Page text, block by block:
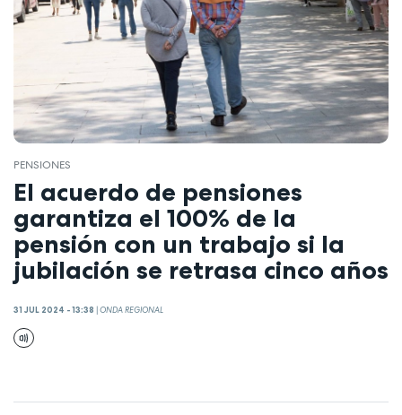
PENSIONES
El acuerdo de pensiones
garantiza el 100% de la
pensión con un trabajo si la
jubilación se retrasa cinco años
31 JUL 2024 - 13:38 |ONDA REGIONAL